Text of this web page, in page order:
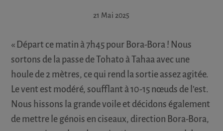
21 Mai 2025
« Départ ce matin à 7h45 pour Bora-Bora ! Nous
sortons de la passe de Tohato à Tahaa avec une
houle de 2 mètres, ce qui rend la sortie assez agitée.
Le vent est modéré, soufflant à 10-15 nœuds de l’est.
Nous hissons la grande voile et décidons également
de mettre le génois en ciseaux, direction Bora-Bora,